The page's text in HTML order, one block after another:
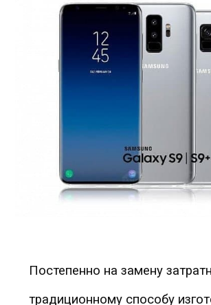
Постепенно на замену
традиционному способу